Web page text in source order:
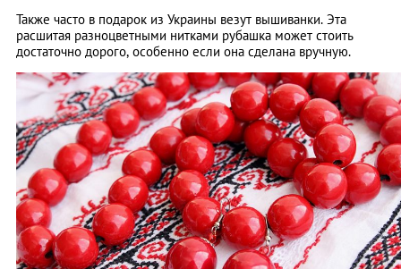
Также часто в подарок из Украины везут вышиванки. Эта
расшитая разноцветными нитками рубашка может стоить
достаточно дорого, особенно если она сделана вручную.